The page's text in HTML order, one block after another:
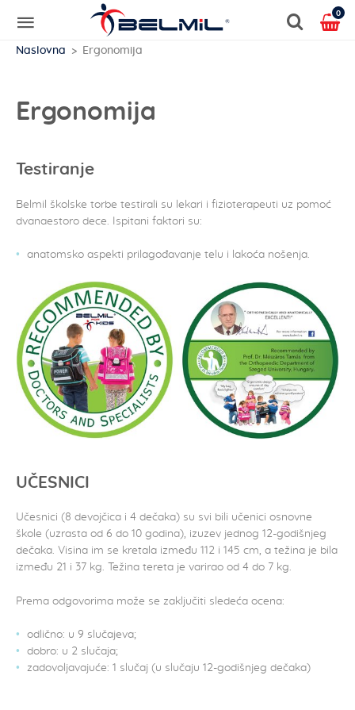
0
Naslovna Ergonomija
Ergonomija
Testiranje
Belmil školske torbe testirali su lekari i fizioterapeuti uz pomoć
dvanaestoro dece. Ispitani faktori su:
anatomsko aspekti prilagođavanje telu i lakoća nošenja.
UČESNICI
Učesnici (8 devojčica i 4 dečaka) su svi bili učenici osnovne
škole (uzrasta od 6 do 10 godina), izuzev jednog 12-godišnjeg
dečaka. Visina im se kretala između 112 i 145 cm, a težina je bila
između 21 i 37 kg. Težina tereta je varirao od 4 do 7 kg.
Prema odgovorima može se zaključiti sledeća ocena:
odlično: u 9 slučajeva;
dobro: u 2 slučaja;
zadovoljavajuće: 1 slučaj (u slučaju 12-godišnjeg dečaka)